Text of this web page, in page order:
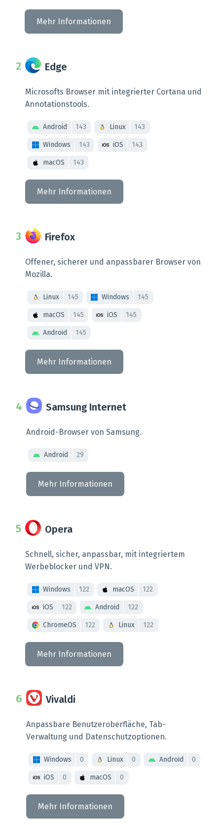
Mehr Informationen
Edge
Microsofts Browser mit integrierter Cortana und
Annotationstools.
Android 143 Linux 143
Windows 143 iOS 143
macOS 143
Mehr Informationen
Firefox
Offener, sicherer und anpassbarer Browser von
Mozilla.
Linux 145 Windows 145
macOS 145 iOS 145
Android 145
Mehr Informationen
Samsung Internet
Android-Browser von Samsung.
Android 29
Mehr Informationen
Opera
Schnell, sicher, anpassbar, mit integriertem
Werbeblocker und VPN.
Windows 122 macOS 122
iOS 122 Android 122
ChromeOS 122 Linux 122
Mehr Informationen
Vivaldi
Anpassbare Benutzeroberfläche, Tab-
Verwaltung und Datenschutzoptionen.
Windows 0 Linux 0 Android 0
iOS 0 macOS 0
Mehr Informationen